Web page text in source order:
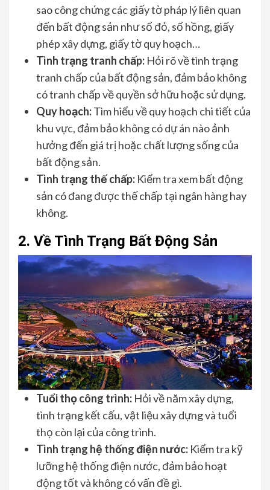
sao công chứng các giấy tờ pháp lý liên quan
đến bất động sản như sổ đỏ, sổ hồng, giấy
phép xây dựng, giấy tờ quy hoạch…
Tình trạng tranh chấp: Hỏi rõ về tình trạng
tranh chấp của bất động sản, đảm bảo không
có tranh chấp về quyền sở hữu hoặc sử dụng.
Quy hoạch:Tìm hiểu về quy hoạch chi tiết của
khu vực, đảm bảo không có dự án nào ảnh
hưởng đến giá trị hoặc chất lượng sống của
bất động sản.
Tình trạng thế chấp: Kiểm tra xem bất động
sản có đang được thế chấp tại ngân hàng hay
không.
2. Về Tình Trạng Bất Động Sản
Tuổi thọ công trình: Hỏi về năm xây dựng,
tình trạng kết cấu, vật liệu xây dựng và tuổi
thọ còn lại của công trình.
Tình trạng hệ thống điện nước: Kiểm tra kỹ
lưỡng hệ thống điện nước, đảm bảo hoạt
động tốt và không có vấn đề gì.